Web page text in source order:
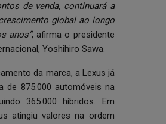
de venda, continuará a
global ao longo
anos”, afirma o presidente
Yoshihiro Sawa.
da marca, a Lexus já
de 875.000 automóveis na
365.000 híbridos. Em
atingiu valores na ordem